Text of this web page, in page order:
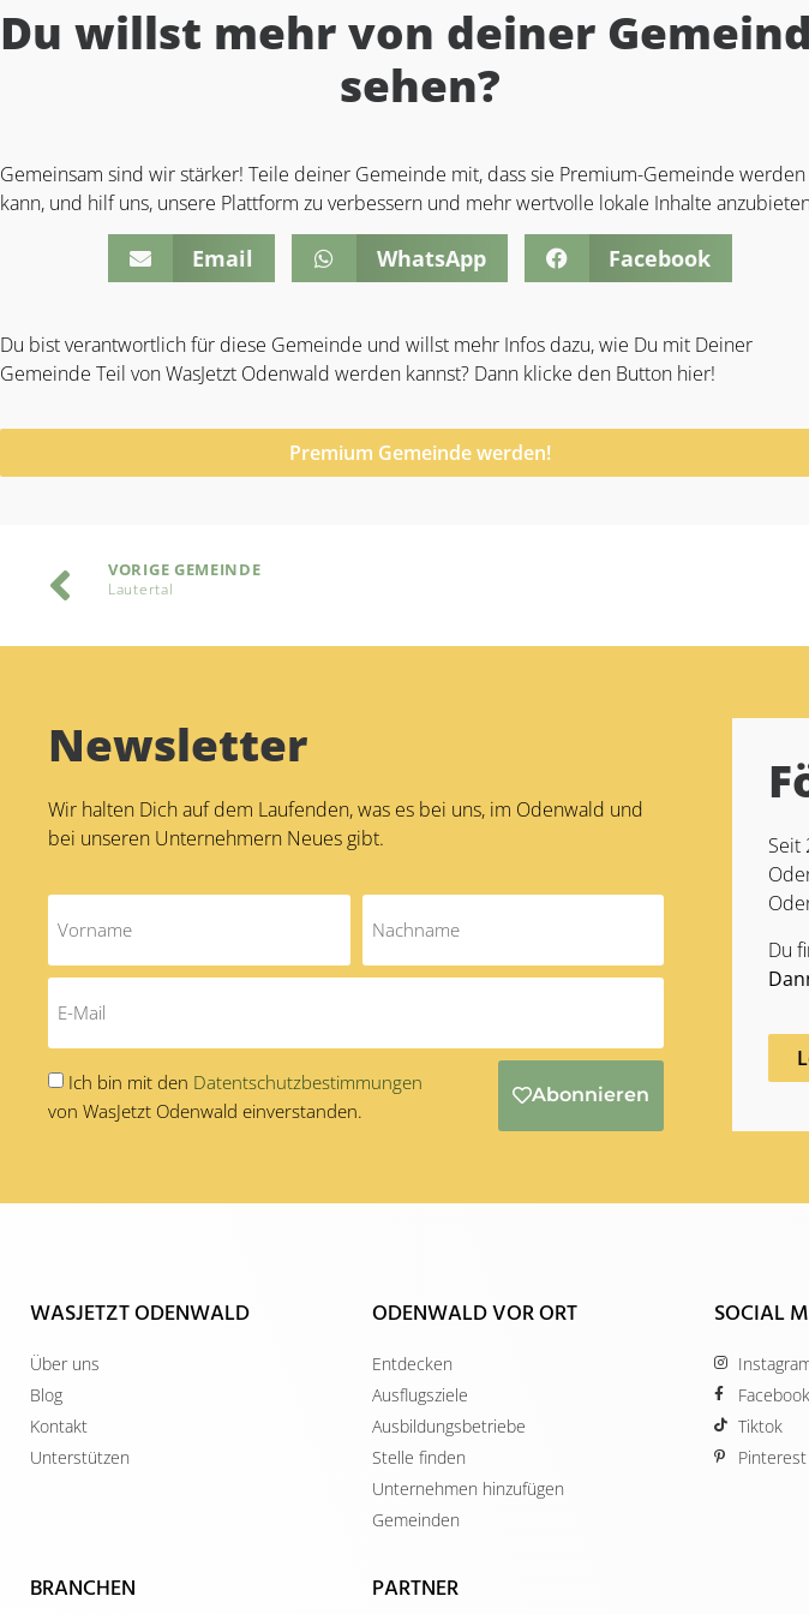
Du willst mehr von deiner
sehen?
Gemeinsam sind wir stärker! Teile deiner Gemeinde mit, dass sie Premium-Gemeinde werden
kann, und hilf uns, unsere Plattform zu verbessern und mehr wertvolle lokale Inhalte
Email WhatsApp Facebook
Du bist verantwortlich für diese Gemeinde und willst mehr Infos dazu, wie Du mit Deiner
Gemeinde Teil von WasJetzt Odenwald werden kannst? Dann klicke den Button hier!
Premium Gemeinde werden!
VORIGE GEMEINDE
Lautertal
Newsletter
Wir halten Dich auf dem Laufenden, was es bei uns, im Odenwald und
bei unseren Unternehmern Neues gibt.
Ich bin mit den Datentschutzbestimmungen
von WasJetzt Odenwald einverstanden.
Abonnieren
Seit
Du
WASJETZT ODENWALD
Über uns
Blog
Kontakt
Unterstützen
ODENWALD VOR ORT
Entdecken
Ausflugsziele
Ausbildungsbetriebe
Stelle finden
Unternehmen hinzufügen
Gemeinden
SOCIAL
Facebook
Tiktok
Pinterest
BRANCHEN PARTNER